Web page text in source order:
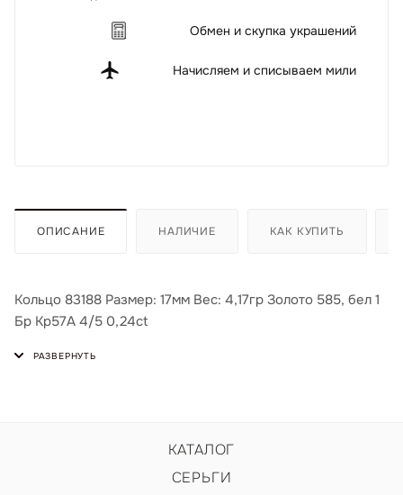
Обмен и скупка украшений
Начисляем и списываем мили
ОПИСАНИЕ НАЛИЧИЕ КАК КУПИТЬ
Кольцо 83188 Размер: 17мм Вес: 4,17гр Золото 585, бел 1
Бр Кр57А 4/5 0,24ct
КАТАЛОГ
СЕРЬГИ